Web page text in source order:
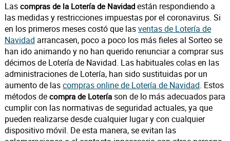
Lascompras de la Lotería de Navidadestán respondiendo a
las medidas y restricciones impuestas por el coronavirus. Si
en los primeros meses costó que lasventas de Lotería de
Navidad arrancasen, poco a poco los más fieles al Sorteo se
han ido animando y no han querido renunciar a comprar sus
décimos de Lotería de Navidad. Las habituales colas en las
administraciones de Lotería, han sido sustituidas por un
aumento de lascompras online de Lotería de Navidad. Estos
métodos de compra de Loteríason de lo más adecuados para
cumplir con las normativas de seguridad actuales, ya que
pueden realizarse desde cualquier lugar y con cualquier
dispositivo móvil. De esta manera, se evitan las